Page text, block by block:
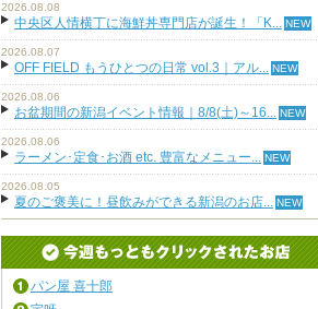
2026.08.08
中央区人情横丁に海鮮丼専門店が誕生！「K...
2026.08.07
OFF FIELD もうひとつの日常 vol.3｜アル...
2026.08.06
お盆期間の新潟イベント情報｜8/8(土)～16...
2026.08.06
ラーメン･定食･お酒 etc. 豊富なメニュー...
2026.08.05
夏のご褒美に！昼飲みができる新潟のお店...
パン屋 喜十郎